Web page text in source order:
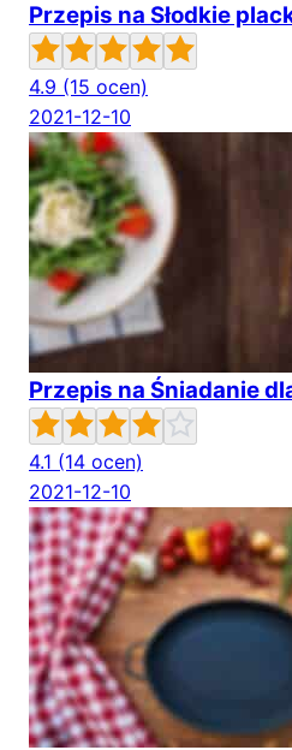
Przepis na Słodkie
4.9 (15 ocen)
2021-12-10
Przepis na Śniadanie
4.1 (14 ocen)
2021-12-10